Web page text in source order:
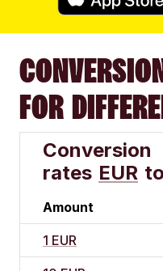
FOR
Conversion
rates EUR to
Amount
1 EUR